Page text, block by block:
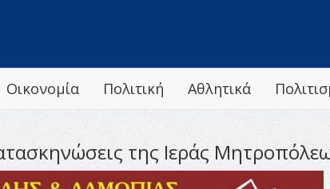
Οικονομία Πολιτική Αθλητικά
της Ιεράς